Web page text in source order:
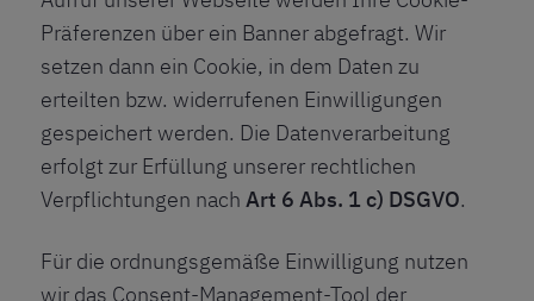
Präferenzen über ein Banner abgefragt. Wir
setzen dann ein Cookie, in dem Daten zu
erteilten bzw. widerrufenen Einwilligungen
gespeichert werden. Die Datenverarbeitung
erfolgt zur Erfüllung unserer rechtlichen
Verpflichtungen nach Art 6 Abs. 1 c) DSGVO.
Für die ordnungsgemäße Einwilligung nutzen
wir das Consent-Management-Tool der